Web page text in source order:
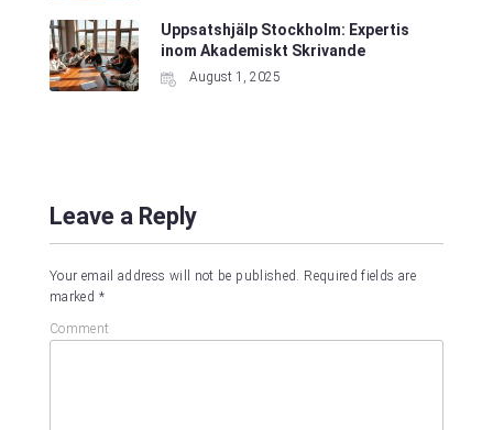
Uppsatshjälp Stockholm: Expertis
inom Akademiskt Skrivande
August 1, 2025
Leave a Reply
Your email address will not be published. Required fields are
marked *
Comment